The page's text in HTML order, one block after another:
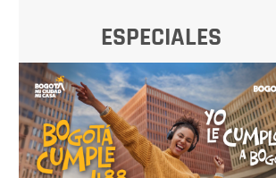
ESPECIALES